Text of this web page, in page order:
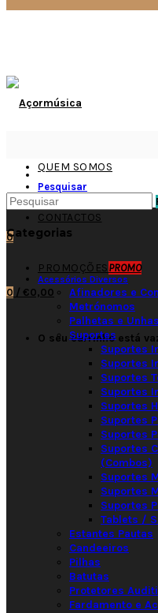
QUEM SOMOS
CONTACTOS
PROMOÇÕESPROMO
0
0 / €0,00
O seu carrinho está
Pesquisar
Categorias
Acessórios Diversos
Afinadores e
Metrónomos
Palhetas e
Suportes
Suportes
Suportes
Suportes
Suportes
Suportes
Suportes
Suportes
Suportes
(Combos)
Suportes
Suportes
Suportes
Tablets /
Estantes Pautas
Candeeiros
Pilhas
Batutas
Protetores
Fardamento e